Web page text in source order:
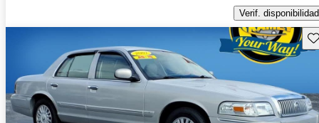
Verif. disponibilidad